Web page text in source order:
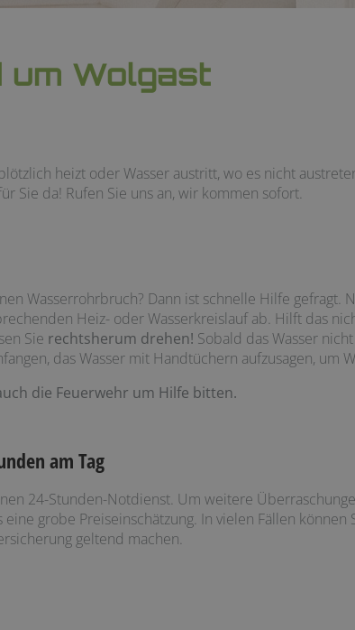
Wolgast
heizt oder Wasser austritt, wo es nicht
Sie da! Rufen Sie uns an, wir kommen sofort.
Wasserrohrbruch? Dann ist schnelle Hilfe gefragt.
Heiz- oder Wasserkreislauf ab. Hilft das
Sie rechtsherum drehen! Sobald das Wasser
das Wasser mit Handtüchern aufzusagen, um
die Feuerwehr um Hilfe bitten.
am Tag
24-Stunden-Notdienst. Um weitere
grobe Preiseinschätzung. In vielen Fällen können
geltend machen.